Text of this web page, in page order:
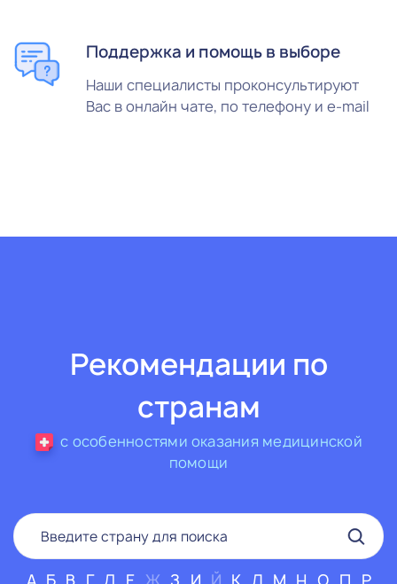
Поддержка и помощь в выборе
Наши специалисты проконсультируют
Вас в онлайн чате, по телефону и e-mail
Рекомендации по
странам
с особенностями оказания медицинской
помощи